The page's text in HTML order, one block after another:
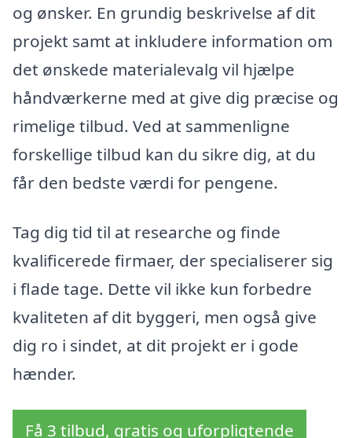
og ønsker. En grundig beskrivelse af dit
projekt samt at inkludere information om
det ønskede materialevalg vil hjælpe
håndværkerne med at give dig præcise og
rimelige tilbud. Ved at sammenligne
forskellige tilbud kan du sikre dig, at du
får den bedste værdi for pengene.
Tag dig tid til at researche og finde
kvalificerede firmaer, der specialiserer sig
i flade tage. Dette vil ikke kun forbedre
kvaliteten af dit byggeri, men også give
dig ro i sindet, at dit projekt er i gode
hænder.
Få 3 tilbud, gratis og uforpligtende